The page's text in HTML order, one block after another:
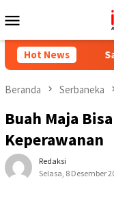
ke
Mobile
Hot News
Satgas PRR
Beranda Serbaneka
Buah Maja
Keperawanan
Redaksi
Selasa, 8 Desember